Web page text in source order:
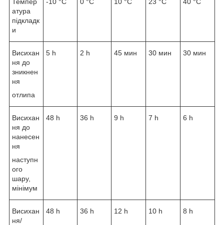
атура
підкладк
и
Висихан
ня до
зникнен
ня
отлипа
5 h 2 h 45 мин 30 мин 30 мин
Висихан
ня до
нанесен
ня
наступн
ого
шару,
мінімум
48 h 36 h 9 h 7 h 6 h
Висихан
ня/
48 h 36 h 12 h 10 h 8 h